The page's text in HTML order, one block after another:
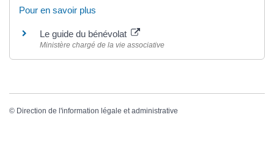
Pour en savoir plus
Le guide du bénévolat
Ministère chargé de la vie associative
© Direction de l'information légale et administrative